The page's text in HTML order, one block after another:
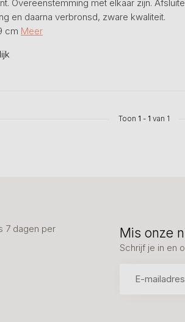
Overeenstemming met elkaar zijn.
en daarna verbronsd, zware kwaliteit.
cm Meer
Toon 1 - 1 van 1
7 dagen per
Mis onze
Schrijf je in en